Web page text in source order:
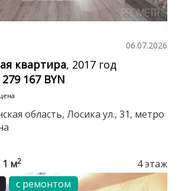
06.07.2026
квартира, 2017 год
279 167 BYN
область, Лосика ул., 31, метро
1 м2
4 этаж
с ремонтом